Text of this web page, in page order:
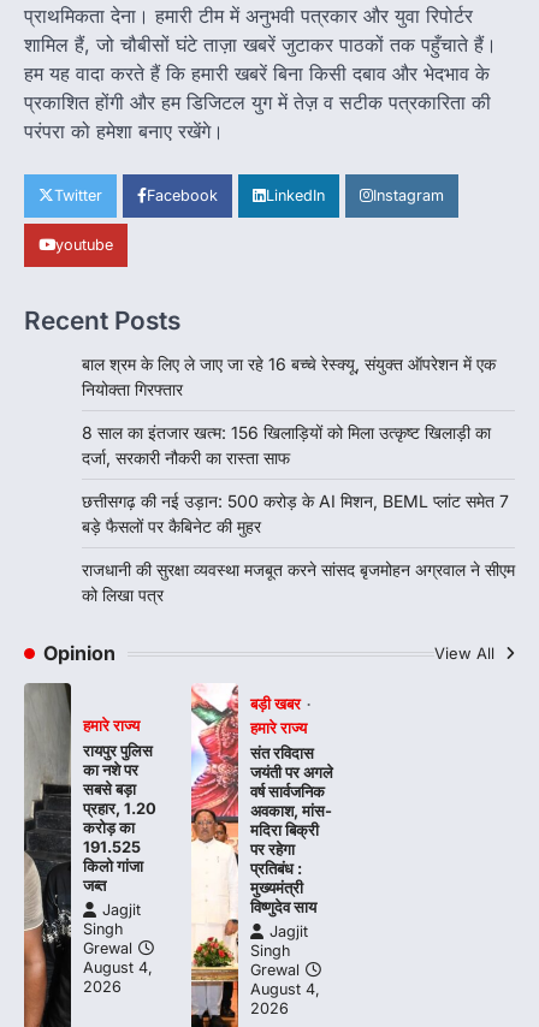
2
Jagjit Singh Grewal August 5, 2026
रायपुर। छत्तीसगढ़ के खिलाड़ियों का करीब आठ साल लंबा
इंतजार आखिरकार खत्म हो गया। राज्य…
3
बड़ी खबर
मिशन, BEML प्लांट समेत 7 बड़े फैसलों पर
कैबिनेट की मुहर
हमारे राज्य
राजधानी की सुरक्षा व्यवस्था मजबूत करने सांसद
बृजमोहन अग्रवाल ने सीएम को लिखा पत्र
Jagjit Singh Grewal August 5, 2026
अतिरिक्त पुलिसकर्मियों की तैनाती की मांग…
प्राथमिकता देना। हमारी टीम में अनुभवी पत्रकार और युवा रिपोर्टर
शामिल हैं, जो चौबीसों घंटे ताज़ा खबरें जुटाकर पाठकों तक पहुँचाते हैं।
हम यह वादा करते हैं कि हमारी खबरें बिना किसी दबाव और भेदभाव के
प्रकाशित होंगी और हम डिजिटल युग में तेज़ व सटीक पत्रकारिता की
परंपरा को हमेशा बनाए रखेंगे।
Twitter Facebook LinkedIn Instagram
youtube
Recent Posts
बाल श्रम के लिए ले जाए जा रहे 16 बच्चे रेस्क्यू, संयुक्त ऑपरेशन में एक
नियोक्ता गिरफ्तार
8 साल का इंतजार खत्म: 156 खिलाड़ियों को मिला उत्कृष्ट खिलाड़ी का
दर्जा, सरकारी नौकरी का रास्ता साफ
छत्तीसगढ़ की नई उड़ान: 500 करोड़ के AI मिशन, BEML प्लांट समेत 7
बड़े फैसलों पर कैबिनेट की मुहर
राजधानी की सुरक्षा व्यवस्था मजबूत करने सांसद बृजमोहन अग्रवाल ने सीएम
को लिखा पत्र
Opinion View All
हमारे राज्य
रायपुर पुलिस
का नशे पर
सबसे बड़ा
प्रहार, 1.20
करोड़ का
191.525
किलो गांजा
जब्त
Jagjit
Singh
Grewal
August 4,
2026
बड़ी खबर
हमारे राज्य
संत रविदास
जयंती पर अगले
वर्ष सार्वजनिक
अवकाश, मांस-
मदिरा बिक्री
पर रहेगा
प्रतिबंध :
मुख्यमंत्री
विष्णुदेव साय
Jagjit
Singh
Grewal
August 4,
2026